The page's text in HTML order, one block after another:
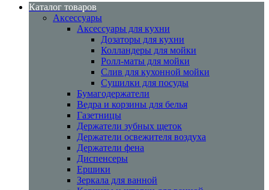
Каталог товаров
Аксессуары
Аксессуары для кухни
Дозаторы для кухни
Колландеры для мойки
Ролл-маты для мойки
Слив для кухонной мойки
Сушилки для посуды
Бумагодержатели
Ведра и корзины для белья
Газетницы
Держатели зубных щеток
Держатели освежителя воздуха
Держатели фена
Диспенсеры
Ершики
Зеркала для ванной